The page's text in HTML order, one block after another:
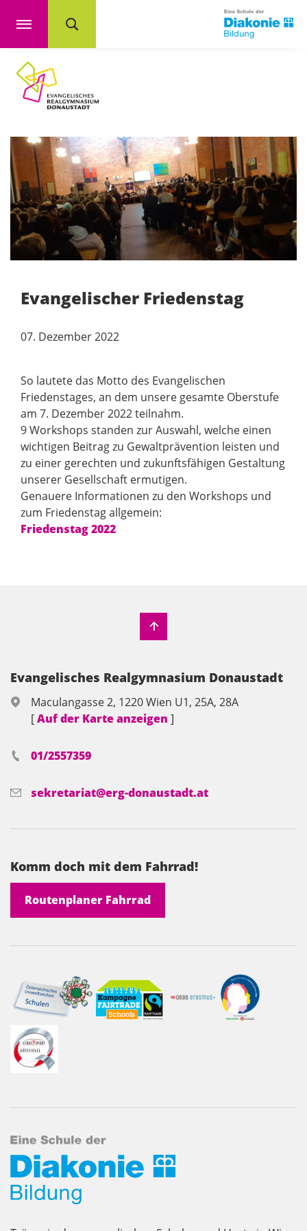
Evangelischer Friedenstag
07. Dezember 2022
So lautete das Motto des Evangelischen
Friedenstages, an dem unsere gesamte Oberstufe
am 7. Dezember 2022 teilnahm.
9 Workshops standen zur Auswahl, welche einen
wichtigen Beitrag zu Gewaltprävention leisten und
zu einer gerechten und zukunftsfähigen Gestaltung
unserer Gesellschaft ermutigen.
Genauere Informationen zu den Workshops und
zum Friedenstag allgemein:
Friedenstag 2022
Evangelisches Realgymnasium Donaustadt
Maculangasse 2, 1220 Wien U1, 25A, 28A
[Auf der Karte anzeigen ]
01/2557359
sekretariat@erg-donaustadt.at
Komm doch mit dem Fahrrad!
Routenplaner Fahrrad